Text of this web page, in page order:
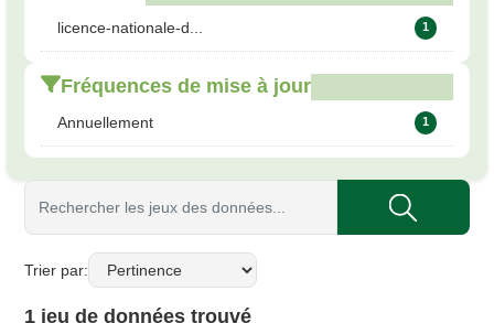
licence-nationale-d... 1
Fréquences de mise à jour
Annuellement 1
Trier par
1 jeu de données trouvé